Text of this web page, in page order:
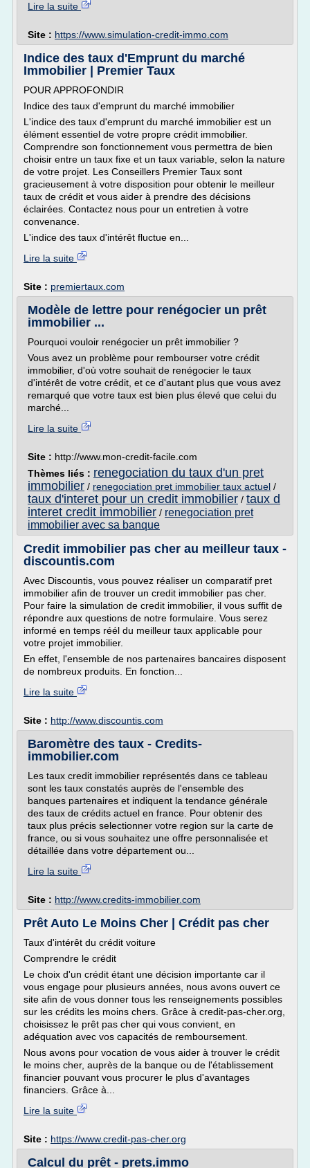
Lire la suite
Site : https://www.simulation-credit-immo.com
Indice des taux d'Emprunt du marché
Immobilier | Premier Taux
POUR APPROFONDIR
Indice des taux d'emprunt du marché immobilier
L'indice des taux d'emprunt du marché immobilier est un
élément essentiel de votre propre crédit immobilier.
Comprendre son fonctionnement vous permettra de bien
choisir entre un taux fixe et un taux variable, selon la nature
de votre projet. Les Conseillers Premier Taux sont
gracieusement à votre disposition pour obtenir le meilleur
taux de crédit et vous aider à prendre des décisions
éclairées. Contactez nous pour un entretien à votre
convenance.
L'indice des taux d'intérêt fluctue en...
Lire la suite
Site : premiertaux.com
Modèle de lettre pour renégocier un prêt
immobilier ...
Pourquoi vouloir renégocier un prêt immobilier ?
Vous avez un problème pour rembourser votre crédit
immobilier, d'où votre souhait de renégocier le taux
d'intérêt de votre crédit, et ce d'autant plus que vous avez
remarqué que votre taux est bien plus élevé que celui du
marché...
Lire la suite
Site : http://www.mon-credit-facile.com
Thèmes liés : renegociation du taux d'un pret
immobilier / renegociation pret immobilier taux actuel /
taux d'interet pour un credit immobilier / taux d
interet credit immobilier / renegociation pret
immobilier avec sa banque
Credit immobilier pas cher au meilleur taux -
discountis.com
Avec Discountis, vous pouvez réaliser un comparatif pret
immobilier afin de trouver un credit immobilier pas cher.
Pour faire la simulation de credit immobilier, il vous suffit de
répondre aux questions de notre formulaire. Vous serez
informé en temps réél du meilleur taux applicable pour
votre projet immobilier.
En effet, l'ensemble de nos partenaires bancaires disposent
de nombreux produits. En fonction...
Lire la suite
Site : http://www.discountis.com
Baromètre des taux - Credits-
immobilier.com
Les taux credit immobilier représentés dans ce tableau
sont les taux constatés auprès de l'ensemble des
banques partenaires et indiquent la tendance générale
des taux de crédits actuel en france. Pour obtenir des
taux plus précis selectionner votre region sur la carte de
france, ou si vous souhaitez une offre personnalisée et
détaillée dans votre département ou...
Lire la suite
Site : http://www.credits-immobilier.com
Prêt Auto Le Moins Cher | Crédit pas cher
Taux d'intérêt du crédit voiture
Comprendre le crédit
Le choix d'un crédit étant une décision importante car il
vous engage pour plusieurs années, nous avons ouvert ce
site afin de vous donner tous les renseignements possibles
sur les crédits les moins chers. Grâce à credit-pas-cher.org,
choisissez le prêt pas cher qui vous convient, en
adéquation avec vos capacités de remboursement.
Nous avons pour vocation de vous aider à trouver le crédit
le moins cher, auprès de la banque ou de l'établissement
financier pouvant vous procurer le plus d'avantages
financiers. Grâce à...
Lire la suite
Site : https://www.credit-pas-cher.org
Calcul du prêt - prets.immo